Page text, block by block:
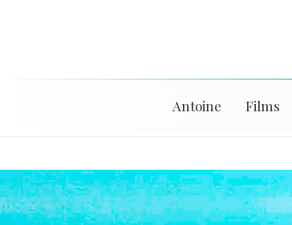
Films
Antoine